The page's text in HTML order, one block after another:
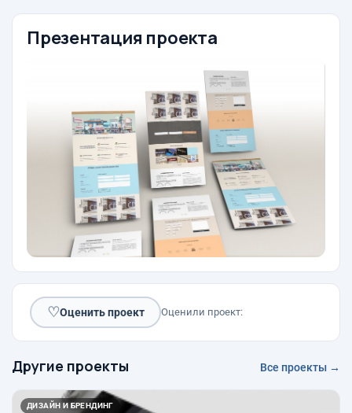
Презентация проекта
♡Оценить проект Оценили проект:
Другие проекты Все проекты →
ДИЗАЙН И БРЕНДИНГ